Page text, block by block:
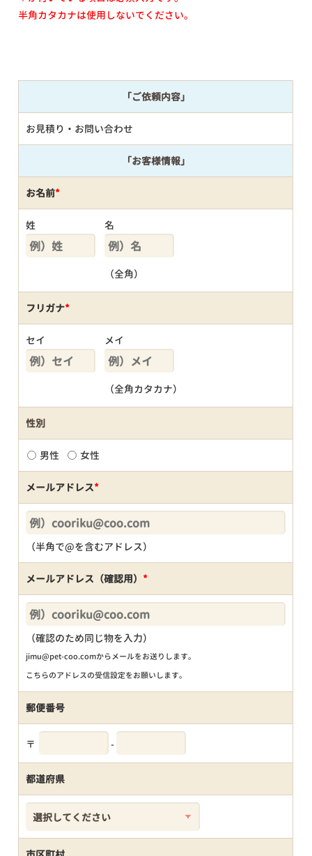
半角カタカナは使用しないでください。
「ご依頼内容」
お見積り・お問い合わせ
「お客様情報」
お名前*
姓 名
（全角）
フリガナ*
セイ メイ
（全角カタカナ）
性別
男性 女性
メールアドレス*
（半角で@を含むアドレス）
メールアドレス（確認用） *
（確認のため同じ物を入力）
jimu@pet-coo.comからメールをお送りします。
こちらのアドレスの受信設定をお願いします。
郵便番号
〒 -
都道府県